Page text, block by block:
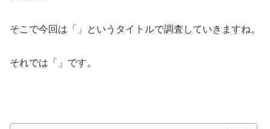
そこで今回は「 」というタイトルで調査していきますね。
それでは「」です。